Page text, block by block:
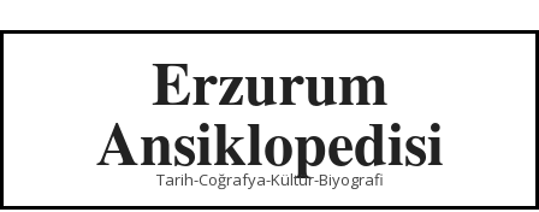
Erzurum
Ansiklopedisi
Tarih-Coğrafya-Kültür-Biyografi